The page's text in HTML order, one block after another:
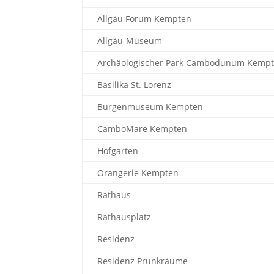
Allgäu Forum Kempten
Allgäu-Museum
Archäologischer Park Cambodunum
Basilika St. Lorenz
Burgenmuseum Kempten
CamboMare Kempten
Hofgarten
Orangerie Kempten
Rathaus
Rathausplatz
Residenz
Residenz Prunkräume